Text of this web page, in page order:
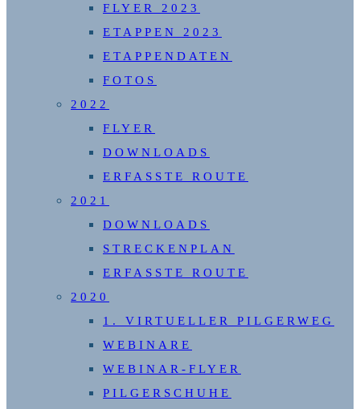
FLYER 2023
ETAPPEN 2023
ETAPPENDATEN
FOTOS
2022
FLYER
DOWNLOADS
ERFASSTE ROUTE
2021
DOWNLOADS
STRECKENPLAN
ERFASSTE ROUTE
2020
1. VIRTUELLER PILGERWEG
WEBINARE
WEBINAR-FLYER
PILGERSCHUHE